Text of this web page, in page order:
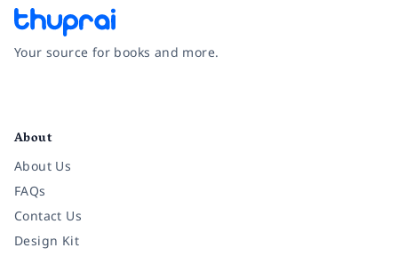
Your source for books and more.
About
About Us
FAQs
Contact Us
Design Kit